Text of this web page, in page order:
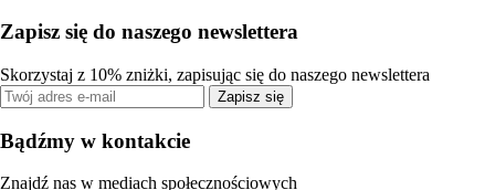
Zapisz się do naszego newslettera
Skorzystaj z 10% zniżki, zapisując się do naszego newslettera
Zapisz się
Bądźmy w kontakcie
Znajdź nas w mediach społecznościowych